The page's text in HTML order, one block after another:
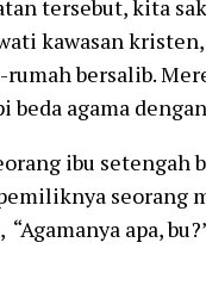
tersebut, kita
kawasan
bersalib.
beda agama
ibu setengah
seorang
apa,